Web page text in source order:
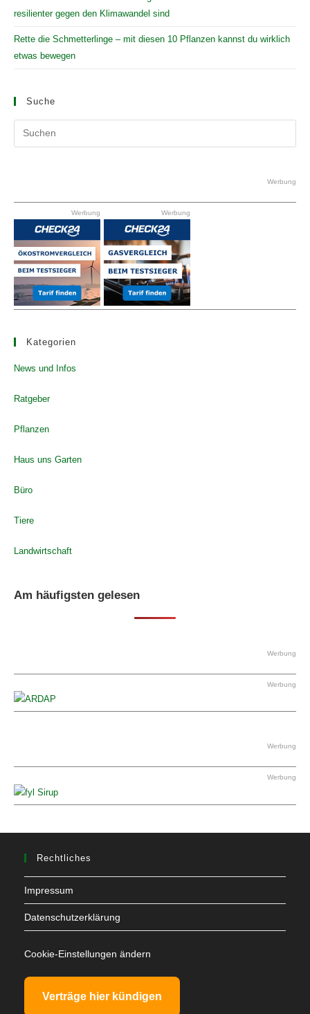
resilienter gegen den Klimawandel sind
Rette die Schmetterlinge – mit diesen 10 Pflanzen kannst du wirklich
etwas bewegen
Suche
the
Werbung
Werbung Werbung
Kategorien
News und Infos
Ratgeber
Pflanzen
Haus uns Garten
Büro
Tiere
Landwirtschaft
Am häufigsten gelesen
Werbung
Werbung
Werbung
Werbung
Rechtliches
Impressum
Datenschutzerklärung
Cookie-Einstellungen ändern
Verträge hier kündigen